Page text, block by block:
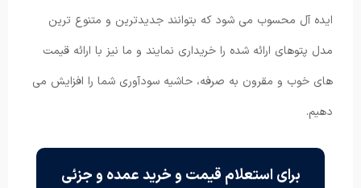
ایده آل محسوب می شود که بتوانند جدیدترین و متنوع ترین
مدل پتوهای ارائه شده را خریداری نمایند و ما نیز با ارائه قیمت
های خوب و مقرون به صرفه، حاشیه سودآوری شما را افزایش می
دهیم.
برای استعلام قیمت و خرید عمده و جزئی